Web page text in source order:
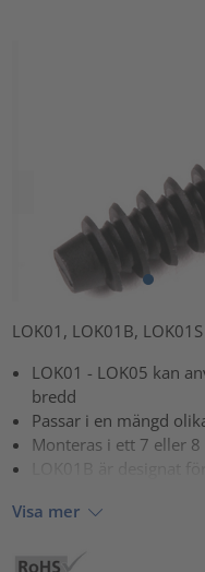
LOK01, LOK01B,
LOK01 - LOK05 kan
bredd
Passar i en mängd
Monteras i ett 7 eller
LOK01B är designat
Visa mer